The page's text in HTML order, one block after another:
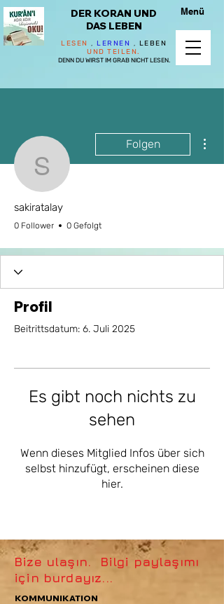
DER KORAN UND
DAS LEBEN
LESEN , LERNEN , LEBEN
UND TEILEN.
DENN DU WIRST IM GRAB NICHT LESEN.
Menü
sakiratalay
Folgen
sakiratalay
0 Follower 0 Gefolgt
Profil
Beitrittsdatum: 6. Juli 2025
Es gibt noch nichts zu
sehen
Wenn dieses Mitglied Infos über sich
selbst hinzufügt, erscheinen diese
hier.
Bize ulaşın. Bilgi paylaşımı
için burdayız...
KOMMUNIKATION